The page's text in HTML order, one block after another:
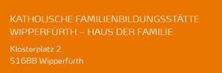
KATHOLISCHE FAMILIENBILDUNGSSTÄTTE
WIPPERFÜRTH – HAUS DER FAMILIE
Klosterplatz 2
51688Wipperfürth